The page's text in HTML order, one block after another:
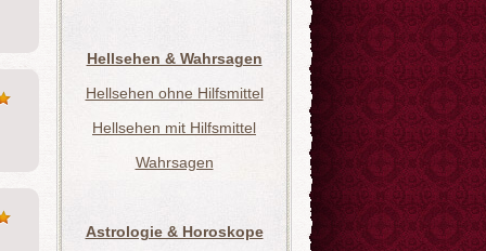
Hellsehen & Wahrsagen
Hellsehen ohne Hilfsmittel
Hellsehen mit Hilfsmittel
Wahrsagen
Astrologie & Horoskope